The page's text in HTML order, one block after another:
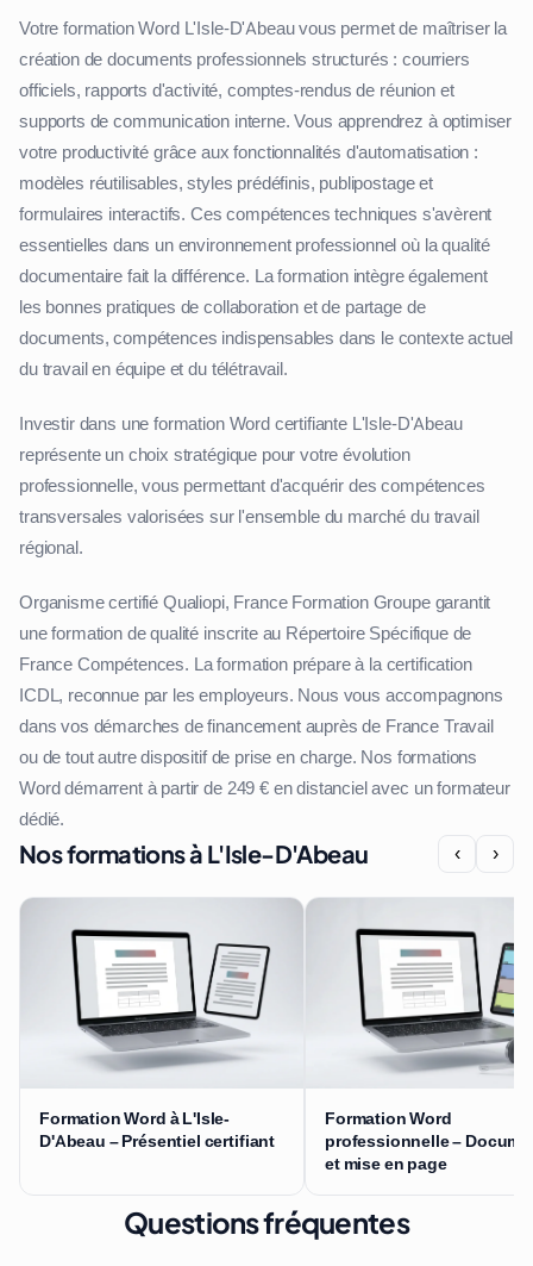
Votre formation Word L'Isle-D'Abeau vous permet de maîtriser la
création de documents professionnels structurés : courriers
officiels, rapports d'activité, comptes-rendus de réunion et
supports de communication interne. Vous apprendrez à optimiser
votre productivité grâce aux fonctionnalités d'automatisation :
modèles réutilisables, styles prédéfinis, publipostage et
formulaires interactifs. Ces compétences techniques s'avèrent
essentielles dans un environnement professionnel où la qualité
documentaire fait la différence. La formation intègre également
les bonnes pratiques de collaboration et de partage de
documents, compétences indispensables dans le contexte actuel
du travail en équipe et du télétravail.
Investir dans une formation Word certifiante L'Isle-D'Abeau
représente un choix stratégique pour votre évolution
professionnelle, vous permettant d'acquérir des compétences
transversales valorisées sur l'ensemble du marché du travail
régional.
Organisme certifié Qualiopi, France Formation Groupe garantit
une formation de qualité inscrite au Répertoire Spécifique de
France Compétences. La formation prépare à la certification
ICDL, reconnue par les employeurs. Nous vous accompagnons
dans vos démarches de financement auprès de France Travail
ou de tout autre dispositif de prise en charge. Nos formations
Word démarrent à partir de 249 € en distanciel avec un formateur
dédié.
Nos formations à L'Isle-D'Abeau ‹ ›
Formation Word à L'Isle-
D'Abeau – Présentiel certifiant
Formation Word
professionnelle –
et mise en page
Questions fréquentes